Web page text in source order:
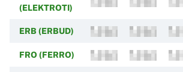
(ELEKTROTI)
ERB (ERBUD)
FRO (FERRO)